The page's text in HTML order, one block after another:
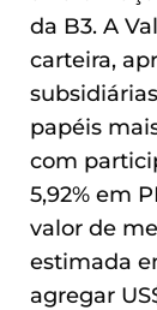
da B3. A
carteira,
papéis
com
5,92% em
valor de
estimada
agregar